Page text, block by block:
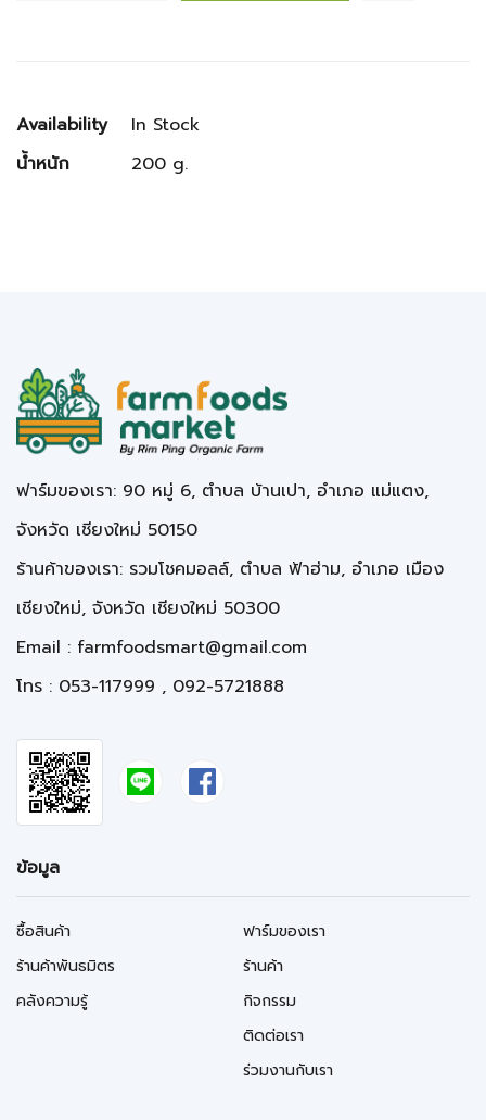
Availability
In Stock
น้ำหนัก
200 g.
ฟาร์มของเรา: 90 หมู่ 6, ตำบล บ้านเปา, อำเภอ แม่แตง,
จังหวัด เชียงใหม่ 50150
ร้านค้าของเรา: รวมโชคมอลล์, ตำบล ฟ้าฮ่าม, อำเภอ เมือง
เชียงใหม่, จังหวัด เชียงใหม่ 50300
Email : farmfoodsmart@gmail.com
โทร : 053-117999 , 092-5721888
ข้อมูล
ซื้อสินค้า
ร้านค้าพันธมิตร
คลังความรู้
ฟาร์มของเรา
ร้านค้า
กิจกรรม
ติดต่อเรา
ร่วมงานกับเรา